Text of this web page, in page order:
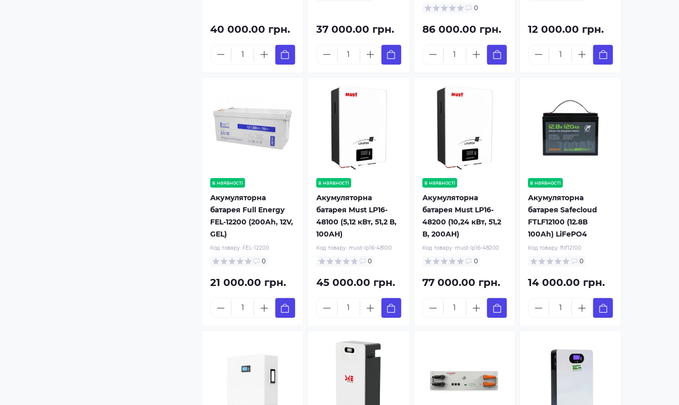
40 000.00 грн. 37 000.00 грн.
0
86 000.00 грн. 12 000.00 грн.
в наявності
Акумуляторна
батарея Full Energy
FEL-12200 (200Ah, 12V,
GEL)
Код товару: FEL-12200
0
21 000.00 грн.
в наявності
Акумуляторна
батарея Must LP16-
48100 (5,12 кВт, 51,2 В,
100AH)
Код товару: must-lp16-48100
0
45 000.00 грн.
в наявності
Акумуляторна
батарея Must LP16-
48200 (10,24 кВт, 51,2
В, 200AH)
Код товару: must-lp16-48200
0
77 000.00 грн.
в наявності
Акумуляторна
батарея Safecloud
FTLF12100 (12.8В
100Ah) LiFePO4
Код товару:ftlf12100
0
14 000.00 грн.